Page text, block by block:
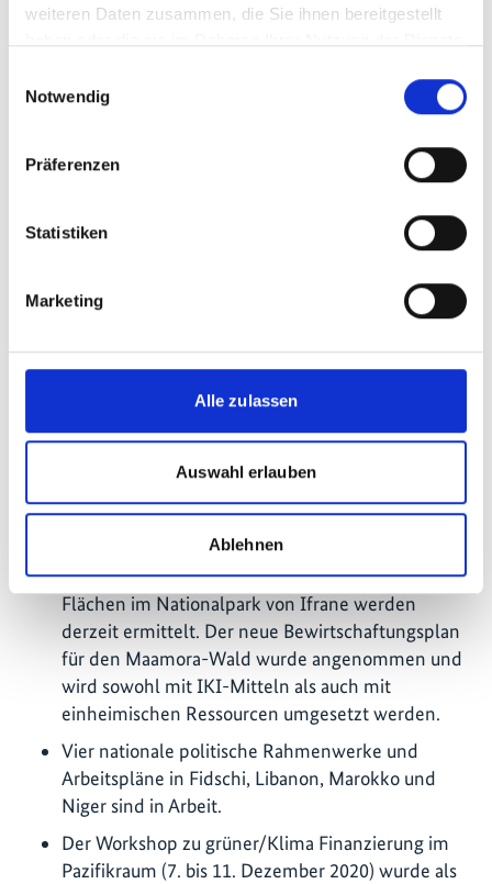
weiteren Daten zusammen, die Sie ihnen bereitgestellt
Notwendig
Präferenzen
Statistiken
Marketing
Alle zulassen
Auswahl erlauben
Ablehnen
Libanon in einer Gemeinde des Shouf
Biosphärenreservates (Gemeinde Tannourine) und
Weidebewirtschaftungsplänen.
400 Hektar werden derzeit in Fidschi auf den
Yasawas- und Mamanucas-Inseln
114 Hektar auf mehreren Inseln bereits erreicht
Einkommensmöglichkeiten werden durch die
Verteilung von Setzlingen an lokale Akteure und
In Niger werden derzeit 500 Hektar
wiederhergestellt, wobei bereits 105 Hektar
erreicht wurden und neun kleine Zuschüsse (im
Gruppen/Kooperativen in den Zielgemeinden
vergeben wurden.
In Marokko werden derzeit 3423 Hektar des
Maamora-Waldes wiederhergestellt, und weitere
Flächen im Nationalpark von Ifrane werden
derzeit ermittelt. Der neue Bewirtschaftungsplan
für den Maamora-Wald wurde angenommen und
wird sowohl mit IKI-Mitteln als auch mit
einheimischen Ressourcen umgesetzt werden.
Vier nationale politische Rahmenwerke und
Arbeitspläne in Fidschi, Libanon, Marokko und
Niger sind in Arbeit.
Der Workshop zu grüner/Klima Finanzierung im
Pazifikraum (7. bis 11. Dezember 2020) wurde als